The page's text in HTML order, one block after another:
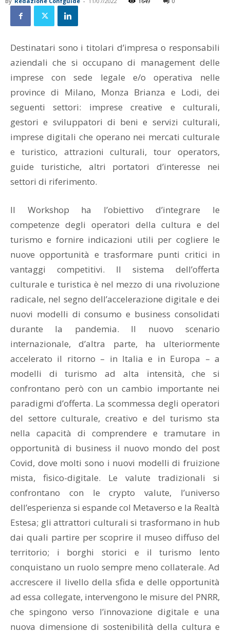
Destinatari sono i titolari d’impresa o responsabili
aziendali che si occupano di management delle
imprese con sede legale e/o operativa nelle
province di Milano, Monza Brianza e Lodi, dei
seguenti settori: imprese creative e culturali,
gestori e sviluppatori di beni e servizi culturali,
imprese digitali che operano nei mercati culturale
e turistico, attrazioni culturali, tour operators,
guide turistiche, altri portatori d’interesse nei
settori di riferimento.
Il Workshop ha l’obiettivo d’integrare le
competenze degli operatori della cultura e del
turismo e fornire indicazioni utili per cogliere le
nuove opportunità e trasformare punti critici in
vantaggi competitivi. Il sistema dell’offerta
culturale e turistica è nel mezzo di una rivoluzione
radicale, nel segno dell’accelerazione digitale e dei
nuovi modelli di consumo e business consolidati
durante la pandemia. Il nuovo scenario
internazionale, d’altra parte, ha ulteriormente
accelerato il ritorno – in Italia e in Europa – a
modelli di turismo ad alta intensità, che si
confrontano però con un cambio importante nei
paradigmi d’offerta. La scommessa degli operatori
del settore culturale, creativo e del turismo sta
nella capacità di comprendere e tramutare in
opportunità di business il nuovo mondo del post
Covid, dove molti sono i nuovi modelli di fruizione
mista, fisico-digitale. Le valute tradizionali si
confrontano con le crypto valute, l’universo
dell’esperienza si espande col Metaverso e la Realtà
Estesa; gli attrattori culturali si trasformano in hub
dai quali partire per scoprire il museo diffuso del
territorio; i borghi storici e il turismo lento
conquistano un ruolo sempre meno collaterale. Ad
accrescere il livello della sfida e delle opportunità
ad essa collegate, intervengono le misure del PNRR,
che spingono verso l’innovazione digitale e una
nuova dimensione di sostenibilità della cultura e